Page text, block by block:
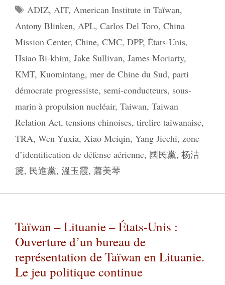
Étiquettes
ADIZ, AIT, American Institute in Taïwan,
Antony Blinken, APL, Carlos Del Toro, China
Mission Center, Chine, CMC, DPP, États-Unis,
Hsiao Bi-khim, Jake Sullivan, James Moriarty,
KMT, Kuomintang, mer de Chine du Sud, parti
démocrate progressiste, semi-conducteurs, sous-
marin à propulsion nucléair, Taiwan, Taiwan
Relation Act, tensions chinoises, tirelire taïwanaise,
TRA, Wen Yuxia, Xiao Meiqin, Yang Jiechi, zone
d’identification de défense aérienne, 國民黨, 杨洁
篪, 民進黨, 溫玉霞, 蕭美琴
Taïwan – Lituanie – États-Unis :
Ouverture d’un bureau de
représentation de Taïwan en Lituanie.
Le jeu politique continue